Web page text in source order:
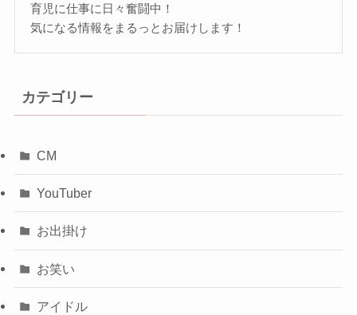
育児に仕事に日々奮闘中！
気になる情報をまるっとお届けします！
カテゴリー
CM
YouTuber
お出掛け
お笑い
アイドル